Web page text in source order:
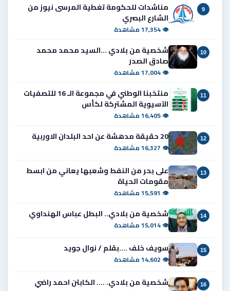
9
مناشدات للحكومة تغطية المرسى نيوز من
الشارع البصري
👁 17,354 مشاهدة
10
شخصية من بلادي ...السيد محمد محمد
صادق الصدر
👁 17,004 مشاهدة
11
منتخبنا الوطني في مجموعة الـ 16 للتصفيات
الآسيوية المشتركة لكأس
👁 16,405 مشاهدة
12 20 حقيقة مدهشة عن احد البلدان الاوربية
👁 16,327 مشاهدة
13
على بحر من النفط وشعبها يعاني من ابسط
مقومات الحياة
👁 15,591 مشاهدة
14 شخصية من بلادي.. البطل عباس الهنداوي
👁 15,014 مشاهدة
15 سويف خلف ....بقلم / نوال جويد
👁 14,602 مشاهدة
16 شخصية من بلادي. .... الكابتن احمد راضي